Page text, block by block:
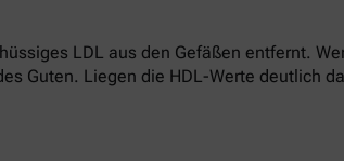
LDL aus den Gefäßen entfernt.
Guten. Liegen die HDL-Werte deutlich